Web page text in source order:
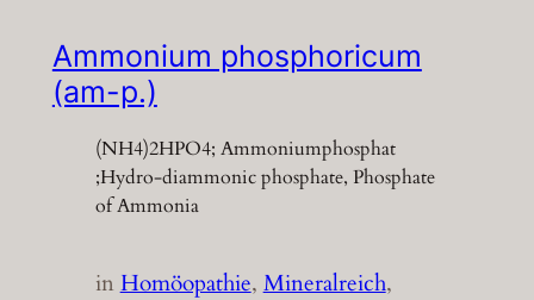
Ammonium phosphoricum
(am-p.)
(NH4)2HPO4; Ammoniumphosphat
;Hydro-diammonic phosphate, Phosphate
of Ammonia
inHomöopathie, Mineralreich